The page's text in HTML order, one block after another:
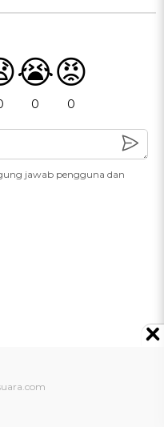
😭
0
😡
0
jawab pengguna dan